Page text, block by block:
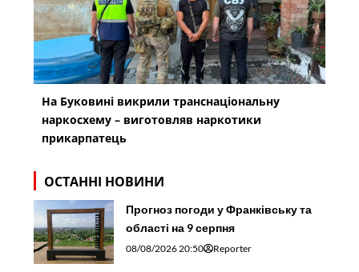
На Буковині викрили транснаціональну
наркосхему – виготовляв наркотики
прикарпатець
ОСТАННІ НОВИНИ
Прогноз погоди у Франківську та
області на 9 серпня
08/08/2026 20:50 Reporter